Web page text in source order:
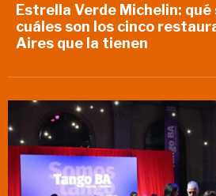
Estrella Verde Michelin:
cuáles son los cinco
Aires que la tienen